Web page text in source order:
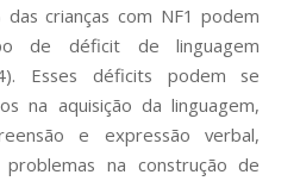
crianças com NF1 podem
de déficit de linguagem
Esses déficits podem se
na aquisição da linguagem,
e expressão verbal,
na construção de